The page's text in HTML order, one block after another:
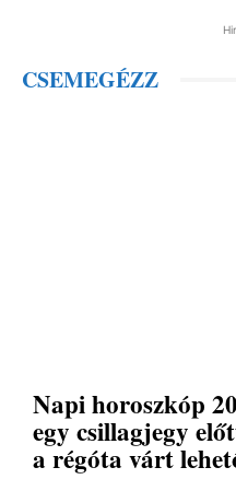
CSEMEGÉZZ
Napi horoszkóp
egy csillagjegy
a régóta várt